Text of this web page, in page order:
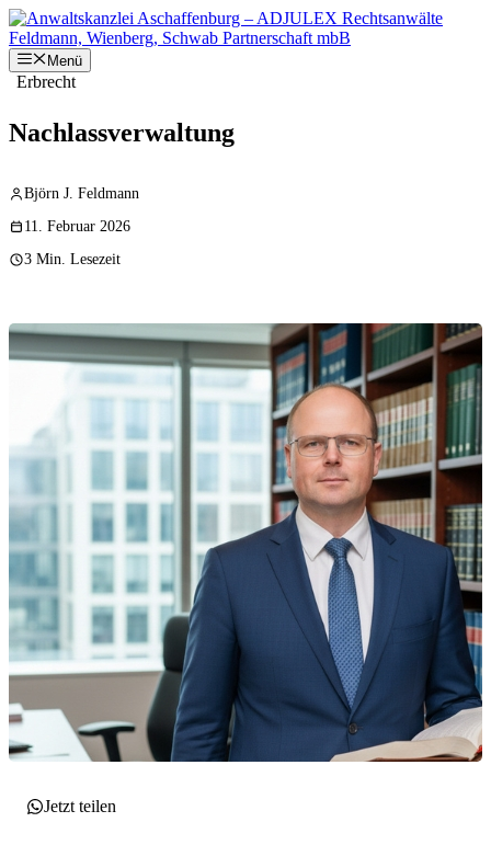
Zum
Inhalt
springenMenü
Erbrecht
Nachlassverwaltung
Björn J. Feldmann
11. Februar 2026
3 Min. Lesezeit
Jetzt teilen